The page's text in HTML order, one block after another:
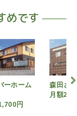
めです
んちの青楽
円
アシ
ング